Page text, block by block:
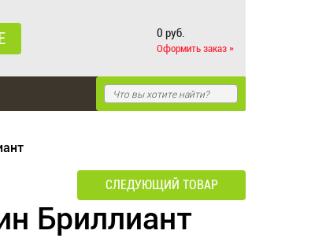
0 руб.
Оформить заказ »
СЛЕДУЮЩИЙ ТОВАР
Бриллиант